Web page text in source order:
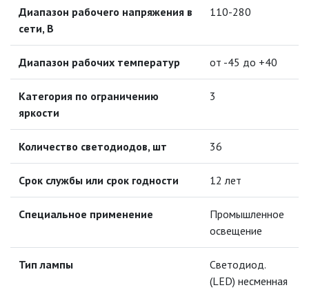
ЭЛЕКТРОЗВОНКИ И АКСЕССУАРЫ
ЭЛЕКТРОУСТАНОВОЧНЫЕ
ЭЛЕМЕНТЫ ПИТАНИЯ
ОПЛАТА И ДОСТАВКА
ЗАДАТЬ ВОПРОС
Диапазон рабочего напряжения в
сети, В
110-280
Диапазон рабочих температур от -45 до +40
Категория по ограничению
яркости
3
Количество светодиодов, шт 36
Срок службы или срок годности 12 лет
Специальное применение
Промышленное
освещение
Тип лампы
Светодиод.
(LED) несменная